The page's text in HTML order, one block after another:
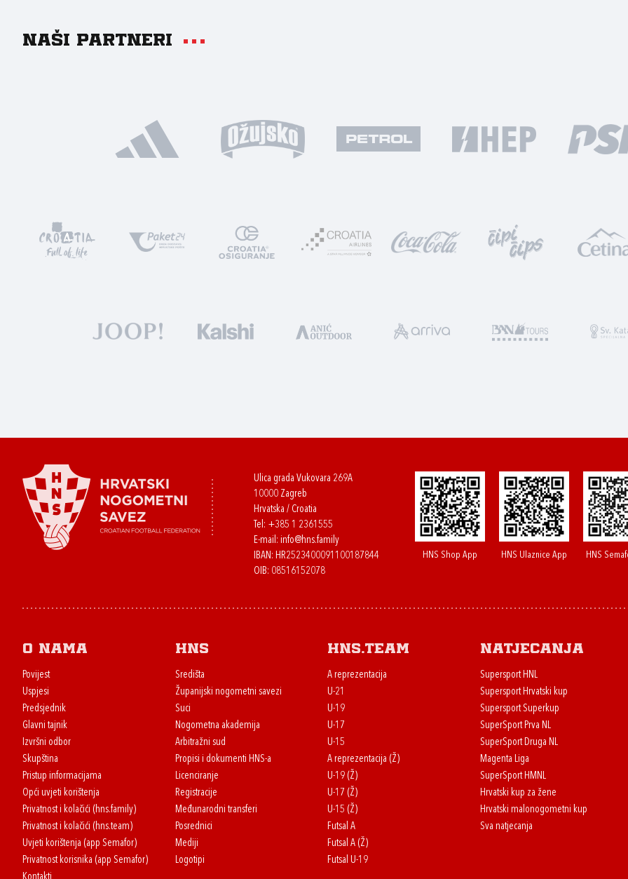
Naši partneri
Ulica grada Vukovara 269A
10000 Zagreb
Hrvatska / Croatia
Tel: +385 1 2361555
E-mail: info@hns.family
IBAN: HR2523400091100187844
OIB: 08516152078
HNS Shop App HNS Ulaznice App HNS
O nama
Povijest
Uspjesi
Predsjednik
Glavni tajnik
Izvršni odbor
Skupština
Pristup informacijama
Opći uvjeti korištenja
Privatnost i kolačići (hns.family)
Privatnost i kolačići (hns.team)
Uvjeti korištenja (app Semafor)
Privatnost korisnika (app Semafor)
HNS
Središta
Županijski nogometni savezi
Suci
Nogometna akademija
Arbitražni sud
Propisi i dokumenti HNS-a
Licenciranje
Registracije
Međunarodni transferi
Posrednici
Mediji
Logotipi
HNS.team
A reprezentacija
U-21
U-19
U-17
U-15
A reprezentacija (Ž)
U-19 (Ž)
U-17 (Ž)
U-15 (Ž)
Futsal A
Futsal A (Ž)
Futsal U-19
Natjecanja
Supersport HNL
Supersport Hrvatski kup
Supersport Superkup
SuperSport Prva NL
SuperSport Druga NL
Magenta Liga
SuperSport HMNL
Hrvatski kup za žene
Hrvatski malonogometni kup
Sva natjecanja